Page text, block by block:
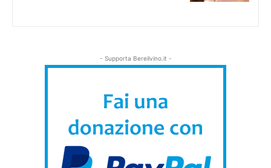
- Supporta Bereilvino.it -